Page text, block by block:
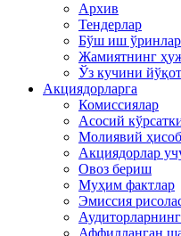
Архив
Тендерлар
Бўш иш
Жамиятнинг
Ўз кучини
Акциядорларга
Комиссиялар
Асосий
Молиявий
Акциядорлар
Овоз бериш
Муҳим фактлар
Эмиссия
Аффилланган